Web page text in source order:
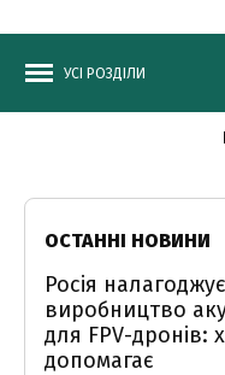
УСІ РОЗДІЛИ
ОСТАННІ НОВИНИ
Росія налагоджує
виробництво
для FPV-дронів:
допомагає